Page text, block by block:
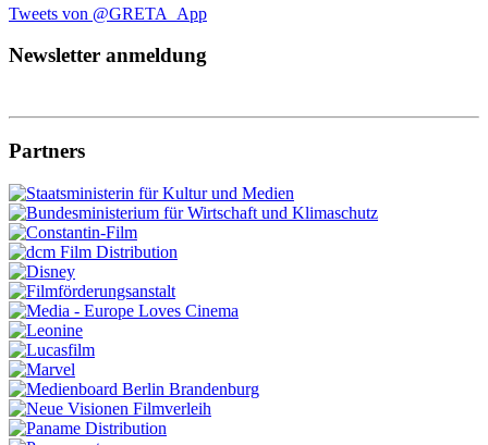
Tweets von @GRETA_App
Newsletter anmeldung
Partners